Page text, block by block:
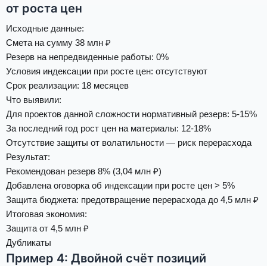
от роста цен
Исходные данные:
Смета на сумму 38 млн ₽
Резерв на непредвиденные работы: 0%
Условия индексации при росте цен: отсутствуют
Срок реализации: 18 месяцев
Что выявили:
Для проектов данной сложности нормативный резерв: 5-15%
За последний год рост цен на материалы: 12-18%
Отсутствие защиты от волатильности — риск перерасхода
Результат:
Рекомендован резерв 8% (3,04 млн ₽)
Добавлена оговорка об индексации при росте цен > 5%
Защита бюджета: предотвращение перерасхода до 4,5 млн ₽
Итоговая экономия:
Защита от 4,5 млн ₽
Дубликаты
Пример 4: Двойной счёт позиций